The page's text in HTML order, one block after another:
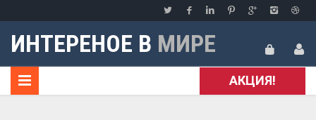
ИНТЕРЕНОЕ В МИРЕ
АКЦИЯ!